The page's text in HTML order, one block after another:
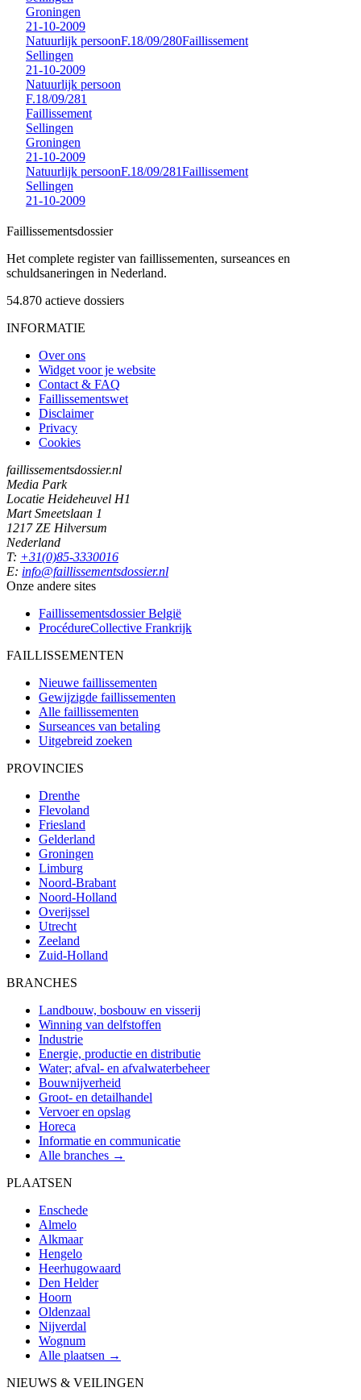
Groningen
21-10-2009
Natuurlijk persoonF.18/09/280Faillissement
Sellingen
21-10-2009
Natuurlijk persoon
F.18/09/281
Faillissement
Sellingen
Groningen
21-10-2009
Natuurlijk persoonF.18/09/281Faillissement
Sellingen
21-10-2009
Faillissementsdossier
Het complete register van faillissementen, surseances en
schuldsaneringen in Nederland.
54.870 actieve dossiers
INFORMATIE
Over ons
Widget voor je website
Contact & FAQ
Faillissementswet
Disclaimer
Privacy
Cookies
faillissementsdossier.nl
Media Park
Locatie Heideheuvel H1
Mart Smeetslaan 1
1217 ZE Hilversum
Nederland
T: +31(0)85-3330016
E: info@faillissementsdossier.nl
Onze andere sites
Faillissementsdossier België
ProcédureCollective Frankrijk
FAILLISSEMENTEN
Nieuwe faillissementen
Gewijzigde faillissementen
Alle faillissementen
Surseances van betaling
Uitgebreid zoeken
PROVINCIES
Drenthe
Flevoland
Friesland
Gelderland
Groningen
Limburg
Noord-Brabant
Noord-Holland
Overijssel
Utrecht
Zeeland
Zuid-Holland
BRANCHES
Landbouw, bosbouw en visserij
Winning van delfstoffen
Industrie
Energie, productie en distributie
Water; afval- en afvalwaterbeheer
Bouwnijverheid
Groot- en detailhandel
Vervoer en opslag
Horeca
Informatie en communicatie
Alle branches →
PLAATSEN
Enschede
Almelo
Alkmaar
Hengelo
Heerhugowaard
Den Helder
Hoorn
Oldenzaal
Nijverdal
Wognum
Alle plaatsen →
NIEUWS & VEILINGEN